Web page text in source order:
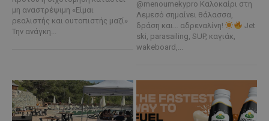
μη αναστρέψιμη «Είμαι
ρεαλιστής και ουτοπιστής μαζί»
Την ανάγκη...
@menoumekypro Καλοκαίρι στη
Λεμεσό σημαίνει θάλασσα,
δράση και… αδρεναλίνη!
Jet
ski, parasailing, SUP, καγιάκ,
wakeboard,...